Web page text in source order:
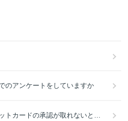
のアンケートをしていますか